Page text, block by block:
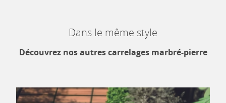
Dans le même style
Découvrez nos autres carrelages marbré-pierre